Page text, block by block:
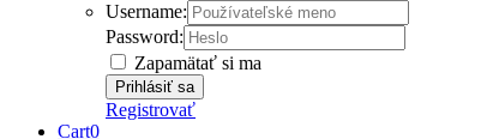
Username:
Password:
Zapamätať si ma
Registrovať
Cart0